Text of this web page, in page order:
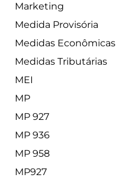
Marketing
Medida Provisória
Medidas Econômicas
Medidas Tributárias
MEI
MP
MP 927
MP 936
MP 958
MP927